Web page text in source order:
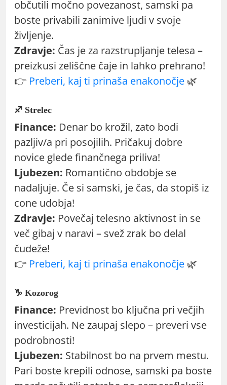
občutili močno povezanost, samski pa
boste privabili zanimive ljudi v svoje
življenje.
Zdravje: Čas je za razstrupljanje telesa –
preizkusi zeliščne čaje in lahko prehrano!
👉 Preberi, kaj ti prinaša enakonočje 🌿
♐ Strelec
Finance: Denar bo krožil, zato bodi
pazljiv/a pri posojilih. Pričakuj dobre
novice glede finančnega priliva!
Ljubezen: Romantično obdobje se
nadaljuje. Če si samski, je čas, da stopiš iz
cone udobja!
Zdravje: Povečaj telesno aktivnost in se
več gibaj v naravi – svež zrak bo delal
čudeže!
👉 Preberi, kaj ti prinaša enakonočje 🌿
♑ Kozorog
Finance: Previdnost bo ključna pri večjih
investicijah. Ne zaupaj slepo – preveri vse
podrobnosti!
Ljubezen: Stabilnost bo na prvem mestu.
Pari boste krepili odnose, samski pa boste